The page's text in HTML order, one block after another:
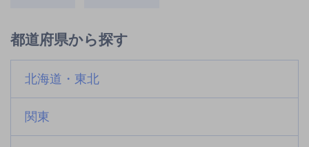
都道府県から探す
北海道・東北
関東